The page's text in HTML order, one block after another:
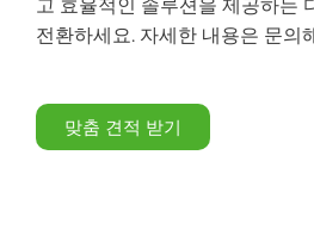
고 효율적인 솔루션을 제공하는
전환하세요. 자세한 내용은 문의
맞춤 견적 받기